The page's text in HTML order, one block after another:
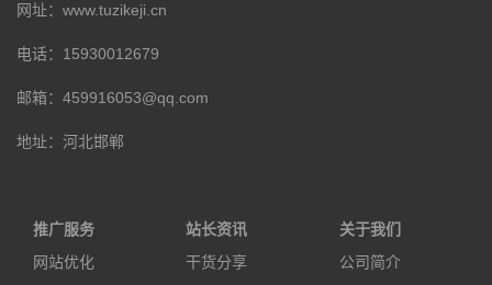
网址：www.tuzikeji.cn
电话：15930012679
邮箱：459916053@qq.com
地址：河北邯郸
推广服务
网站优化
站长资讯
干货分享
关于我们
公司简介